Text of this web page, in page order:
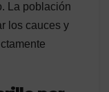
La población
los cauces y